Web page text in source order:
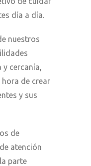
día a día.
nuestros
y cercanía,
de crear
y sus
de
atención
parte